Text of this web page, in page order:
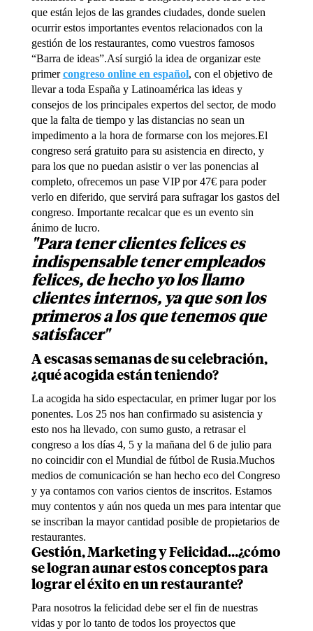
que están lejos de las grandes ciudades, donde suelen
ocurrir estos importantes eventos relacionados con la
gestión de los restaurantes, como vuestros famosos
“Barra de ideas”.Así surgió la idea de organizar este
primercongreso online en español, con el objetivo de
llevar a toda España y Latinoamérica las ideas y
consejos de los principales expertos del sector, de modo
que la falta de tiempo y las distancias no sean un
impedimento a la hora de formarse con los mejores.El
congreso será gratuito para su asistencia en directo, y
para los que no puedan asistir o ver las ponencias al
completo, ofrecemos un pase VIP por 47€ para poder
verlo en diferido, que servirá para sufragar los gastos del
congreso. Importante recalcar que es un evento sin
ánimo de lucro.
"Para tener clientes felices es
indispensable tener empleados
felices, de hecho yo los llamo
clientes internos, ya que son los
primeros a los que tenemos que
satisfacer"
A escasas semanas de su celebración,
¿qué acogida están teniendo?
La acogida ha sido espectacular, en primer lugar por los
ponentes. Los 25 nos han confirmado su asistencia y
esto nos ha llevado, con sumo gusto, a retrasar el
congreso a los días 4, 5 y la mañana del 6 de julio para
no coincidir con el Mundial de fútbol de Rusia.Muchos
medios de comunicación se han hecho eco del Congreso
y ya contamos con varios cientos de inscritos. Estamos
muy contentos y aún nos queda un mes para intentar que
se inscriban la mayor cantidad posible de propietarios de
restaurantes.
Gestión, Marketing y Felicidad…¿cómo
se logran aunar estos conceptos para
lograr el éxito en un restaurante?
Para nosotros la felicidad debe ser el fin de nuestras
vidas y por lo tanto de todos los proyectos que